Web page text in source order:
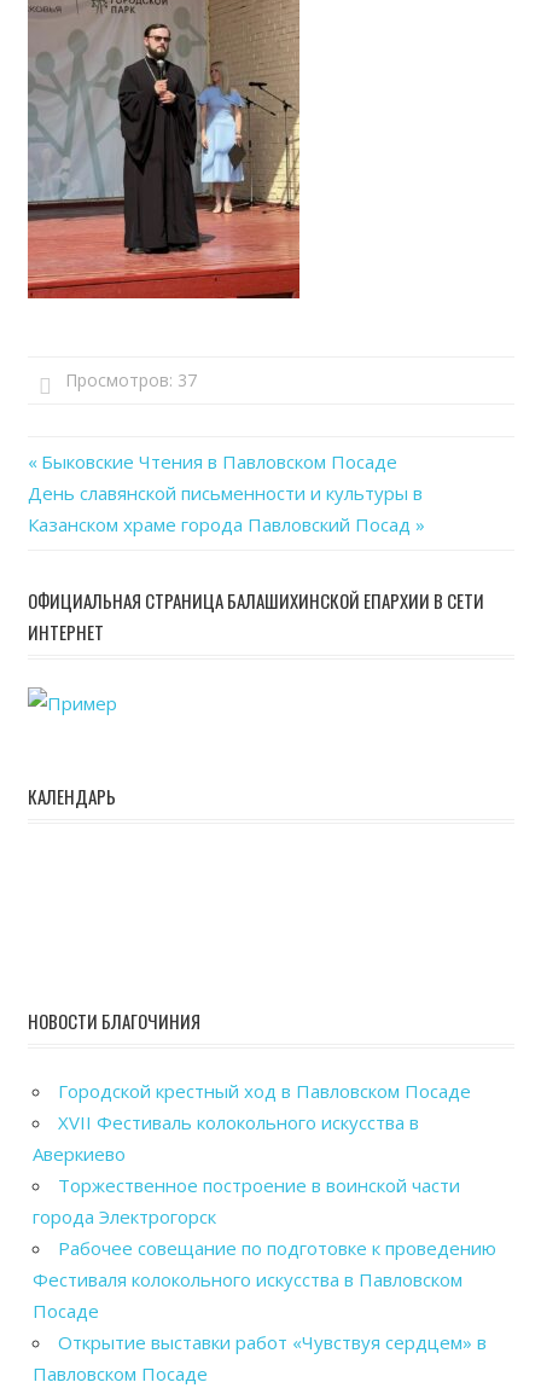
Просмотров: 37
Навигация
по
записям
Previous
Post:
Быковские Чтения в Павловском Посаде
Next
Post:
День славянской письменности и культуры в
Казанском храме города Павловский Посад
ОФИЦИАЛЬНАЯ СТРАНИЦА БАЛАШИХИНСКОЙ ЕПАРХИИ В СЕТИ
ИНТЕРНЕТ
КАЛЕНДАРЬ
НОВОСТИ БЛАГОЧИНИЯ
Городской крестный ход в Павловском Посаде
XVII Фестиваль колокольного искусства в
Аверкиево
Торжественное построение в воинской части
города Электрогорск
Рабочее совещание по подготовке к проведению
Фестиваля колокольного искусства в Павловском
Посаде
Открытие выставки работ «Чувствуя сердцем» в
Павловском Посаде